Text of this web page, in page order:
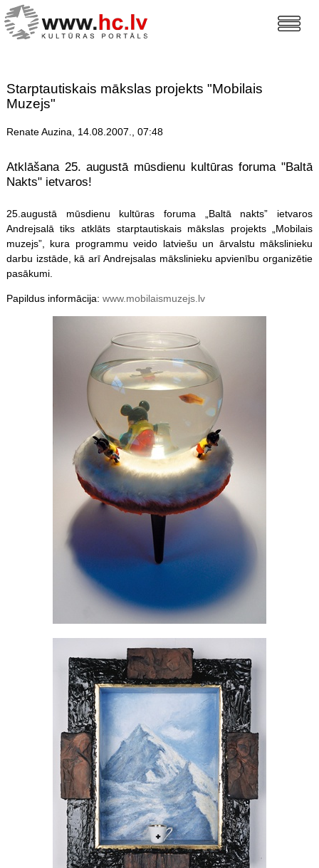
Starptautiskais mākslas projekts "Mobilais
Muzejs"
Renate Auzina, 14.08.2007., 07:48
Atklāšana 25. augustā mūsdienu kultūras foruma "Baltā
Nakts" ietvaros!
25.augustā mūsdienu kultūras foruma „Baltā nakts” ietvaros
Andrejsalā tiks atklāts starptautiskais mākslas projekts „Mobilais
muzejs”, kura programmu veido latviešu un ārvalstu mākslinieku
darbu izstāde, kā arī Andrejsalas mākslinieku apvienību organizētie
pasākumi.
Papildus informācija: www.mobilaismuzejs.lv